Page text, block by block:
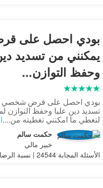
بودي احصل على
يمكنني من تسديد
وحفظ التوازن...
بودي احصل على قرض شخصي
تسديد دين عليا وحفظ التوازن
لتغطي ما امكنني تغطيته من....
حكمت سالم
خبير مالي
الأسئلة المجابة 24544 | نسبة الرضا 97.7%